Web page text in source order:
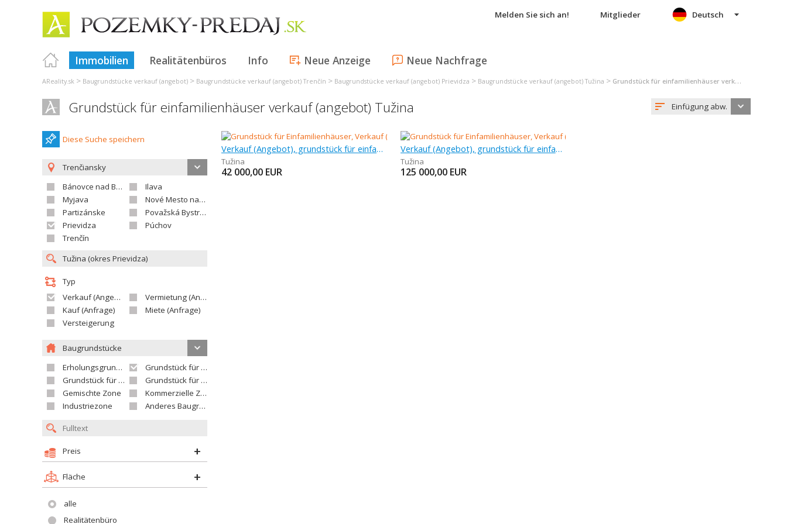
Melden Sie sich an! Mitglieder
Immobilien Realitätenbüros Info Neue Anzeige Neue Nachfrage
Deutsch
AReality.sk > Baugrundstücke verkauf (angebot) > Baugrundstücke verkauf (angebot) Trenčín > Baugrundstücke verkauf (angebot) Prievidza > Baugrundstücke verkauf (angebot) Tužina > Grundstück für einfamilienhäuser verkauf (angebot) Tužina
Grundstück für einfamilienhäuser verkauf (angebot) Tužina Einfügung abw.
Diese Suche speichern
Trenčiansky
Bánovce nad Bebravou
Ilava
Myjava
Nové Mesto nad Váhom
Partizánske
Považská Bystrica
Prievidza
Púchov
Trenčín
Typ
Verkauf (Angebot)
Vermietung (Angebot)
Kauf (Anfrage)
Miete (Anfrage)
Versteigerung
Baugrundstücke
Erholungsgrundstück
Grundstück für Einfamilienhäuser
Grundstück für Wohnhäuser
Grundstück für Versorgungseinrichtungen
Gemischte Zone
Kommerzielle Zone
Industriezone
Anderes Baugrundstück
Preis
Fläche
alle
Realitätenbüro
Verkauf (Angebot), grundstück für einfamilienhäuser, 350 m
Tužina
42 000,00 EUR
Verkauf (Angebot), grundstück für einfamilienhäuser, 3 015 m
Tužina
125 000,00 EUR